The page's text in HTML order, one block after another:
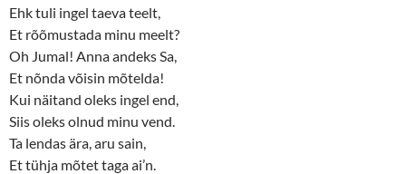
Ehk tuli ingel taeva teelt,
Et rõõmustada minu meelt?
Oh Jumal! Anna andeks Sa,
Et nõnda võisin mõtelda!
Kui näitand oleks ingel end,
Siis oleks olnud minu vend.
Ta lendas ära, aru sain,
Et tühja mõtet taga ai’n.